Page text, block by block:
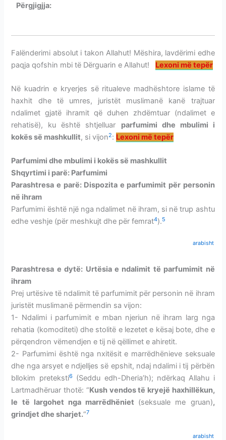
Përgjigjja:
Falënderimi absolut i takon Allahut! Mëshira, lavdërimi edhe
paqja qofshin mbi të Dërguarin e Allahut! Lexoni më tepër
Në kuadrin e kryerjes së ritualeve madhështore islame të
haxhit dhe të umres, juristët muslimanë kanë trajtuar
ndalimet gjatë ihramit që duhen zhdëmtuar (ndalimet e
rehatisë), ku është shtjelluar parfumimi dhe mbulimi i
kokës së mashkullit, si vijon2: Lexoni më tepër
Parfumimi dhe mbulimi i kokës së mashkullit
Shqyrtimi i parë: Parfumimi
Parashtresa e parë: Dispozita e parfumimit për personin
në ihram
Parfumimi është një nga ndalimet në ihram, si në trup ashtu
edhe veshje (për meshkujt dhe për femrat4).5
arabisht
Parashtresa e dytë: Urtësia e ndalimit të parfumimit në
ihram
Prej urtësive të ndalimit të parfumimit për personin në ihram
juristët muslimanë përmendin sa vijon:
1- Ndalimi i parfumimit e mban njeriun në ihram larg nga
rehatia (komoditeti) dhe stolitë e lezetet e kësaj bote, dhe e
përqendron vëmendjen e tij në qëllimet e ahiretit.
2- Parfumimi është nga nxitësit e marrëdhënieve seksuale
dhe nga arsyet e ndjelljes së epshit, ​​ndaj ndalimi i tij përbën
bllokim preteksti6
(Seddu edh-Dheria’h); ndërkaq Allahu i
Lartmadhëruar thotë: “Kush vendos të kryejë haxhillëkun,
le të largohet nga marrëdhëniet (seksuale me gruan),
grindjet dhe sharjet.“7
arabisht